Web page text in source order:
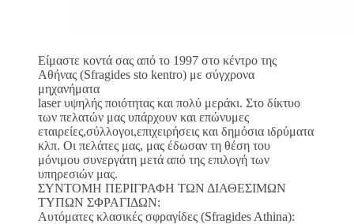
Είμαστε κοντά σας από το 1997 στο κέντρο της
Αθήνας (Sfragides sto kentro) με σύγχρονα
μηχανήματα
laser υψηλής ποιότητας και πολύ μεράκι. Στο δίκτυο
των πελατών μας υπάρχουν και επώνυμες
εταιρείες,σύλλογοι,επιχειρήσεις και δημόσια ιδρύματα
κλπ. Οι πελάτες μας, μας έδωσαν τη θέση του
μόνιμου συνεργάτη μετά από της επιλογή των
υπηρεσιών μας.
ΣΥΝΤΟΜΗ ΠΕΡΙΓΡΑΦΗ ΤΩΝ ΔΙΑΘΕΣΙΜΩΝ
ΤΥΠΩΝ ΣΦΡΑΓΙΔΩΝ:
Αυτόματες κλασικές σφραγίδες (Sfragides Athina):